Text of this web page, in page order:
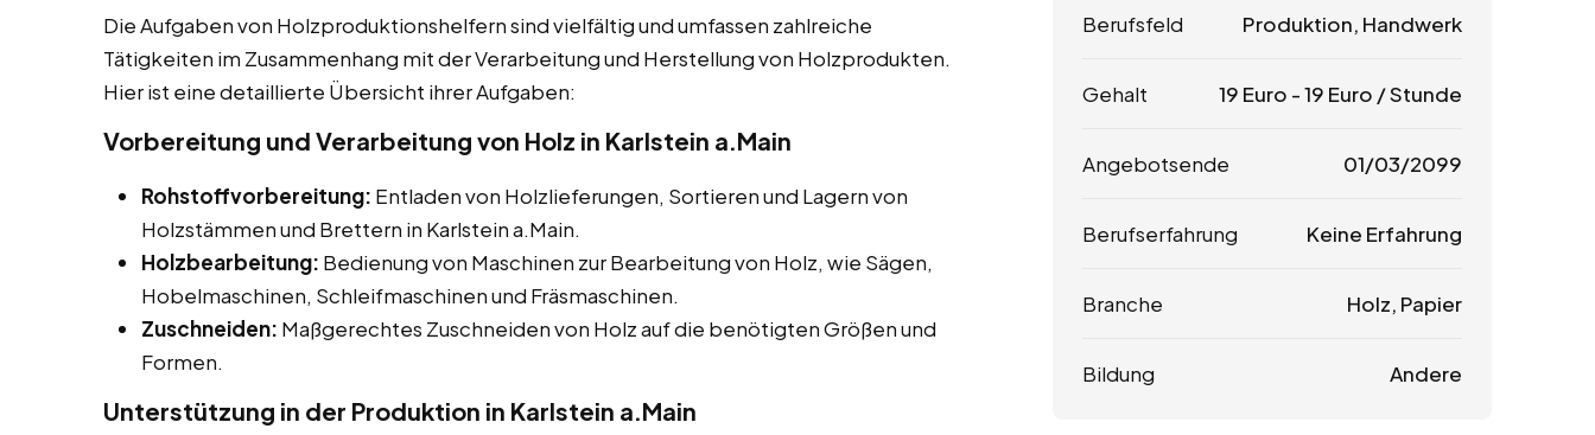
Die Aufgaben von Holzproduktionshelfern sind vielfältig und umfassen zahlreiche
Tätigkeiten im Zusammenhang mit der Verarbeitung und Herstellung von Holzprodukten.
Hier ist eine detaillierte Übersicht ihrer Aufgaben:
Vorbereitung und Verarbeitung von Holz in Karlstein a.Main
Rohstoffvorbereitung: Entladen von Holzlieferungen, Sortieren und Lagern von
Holzstämmen und Brettern in Karlstein a.Main.
Holzbearbeitung: Bedienung von Maschinen zur Bearbeitung von Holz, wie Sägen,
Hobelmaschinen, Schleifmaschinen und Fräsmaschinen.
Zuschneiden: Maßgerechtes Zuschneiden von Holz auf die benötigten Größen und
Formen.
Unterstützung in der Produktion in Karlstein a.Main
Berufsfeld Produktion, Handwerk
Gehalt 19 Euro -19 Euro / Stunde
Angebotsende 01/03/2099
Berufserfahrung Keine Erfahrung
Branche Holz, Papier
Bildung Andere